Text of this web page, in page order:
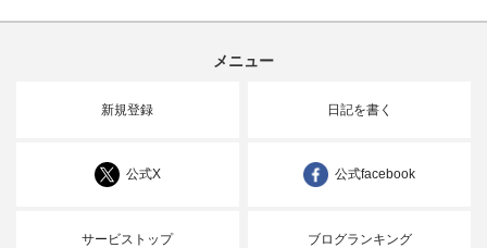
メニュー
新規登録 日記を書く
公式X 公式facebook
サービストップ ブログランキング